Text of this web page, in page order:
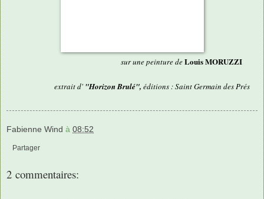
sur une peinture deLouis MORUZZI
extrait d' "Horizon Brulé", éditions : Saint Germain des Prés
Fabienne Wind à 08:52
Partager
2 commentaires: